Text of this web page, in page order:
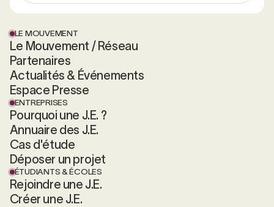
LE MOUVEMENT
Le Mouvement / Réseau
Partenaires
Actualités & Événements
Espace Presse
ENTREPRISES
Pourquoi une J.E. ?
Annuaire des J.E.
Cas d'étude
Déposer un projet
ÉTUDIANTS & ÉCOLES
Rejoindre une J.E.
Créer une J.E.